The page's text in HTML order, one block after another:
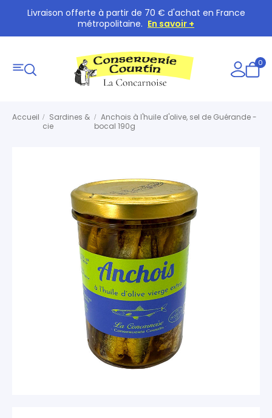
Livraison offerte à partir de 70 € d'achat en France
métropolitaine. En savoir +
0
Accueil
Sardines &
cie
Anchois à l'huile d'olive, sel de Guérande -
bocal 190g